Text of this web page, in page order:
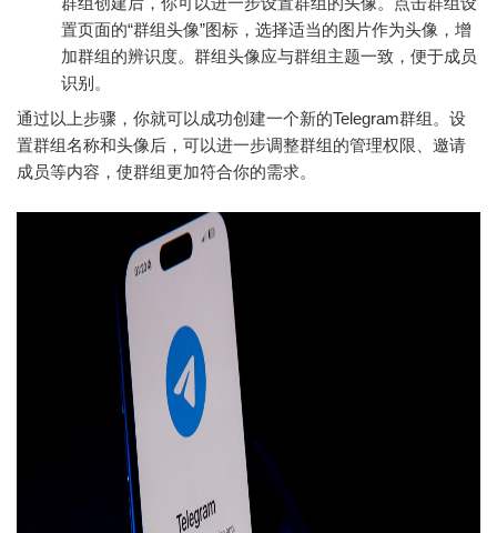
置页面的“群组头像”图标，选择适当的图片作为头像，增
加群组的辨识度。群组头像应与群组主题一致，便于成员
识别。
通过以上步骤，你就可以成功创建一个新的Telegram群组。设
置群组名称和头像后，可以进一步调整群组的管理权限、邀请
成员等内容，使群组更加符合你的需求。